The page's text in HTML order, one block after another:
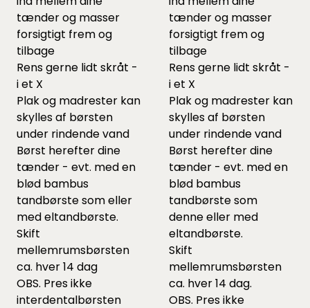
tænder og masser
forsigtigt frem og
tilbage
Rens gerne lidt skråt -
i et X
Plak og madrester kan
skylles af børsten
under rindende vand
Børst herefter dine
tænder - evt. med en
blød bambus
tandbørste som eller
med eltandbørste.
Skift
mellemrumsbørsten
ca. hver 14 dag
OBS. Pres ikke
interdentalbørsten
tænder og masser
forsigtigt frem og
tilbage
Rens gerne lidt skråt -
i et X
Plak og madrester kan
skylles af børsten
under rindende vand
Børst herefter dine
tænder - evt. med en
blød bambus
tandbørste som
denne eller med
eltandbørste.
Skift
mellemrumsbørsten
ca. hver 14 dag.
OBS. Pres ikke